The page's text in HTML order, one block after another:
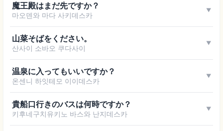
魔王殿はまだ先ですか？
마오덴와 마다 사키데스카
▼
山菜そばをください。
산사이 소바오 쿠다사이
▼
温泉に入ってもいいですか？
온센니 하잇테모 이이데스카
▼
貴船口行きのバスは何時ですか？
키후네구치유키노 바스와 난지데스카
▼